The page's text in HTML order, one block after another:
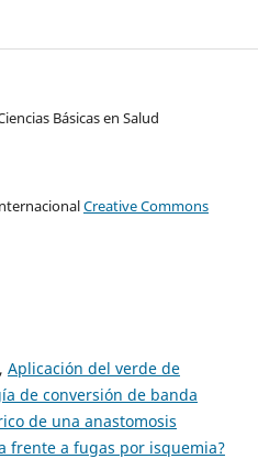
Básicas en Salud
Creative Commons
Aplicación del verde de
de conversión de banda
de una anastomosis
frente a fugas por isquemia?